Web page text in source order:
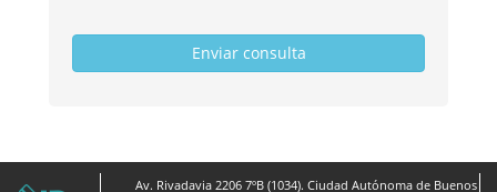
Av. Rivadavia 2206 7ºB (1034). Ciudad Autónoma de Buenos